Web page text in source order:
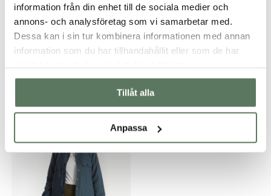
information från din enhet till de sociala medier och
annons- och analysföretag som vi samarbetar med.
Dessa kan i sin tur kombinera informationen med annan
information som du har tillhandahållit eller som de har
Tillåt alla
Anpassa
Du kanske också gillar …